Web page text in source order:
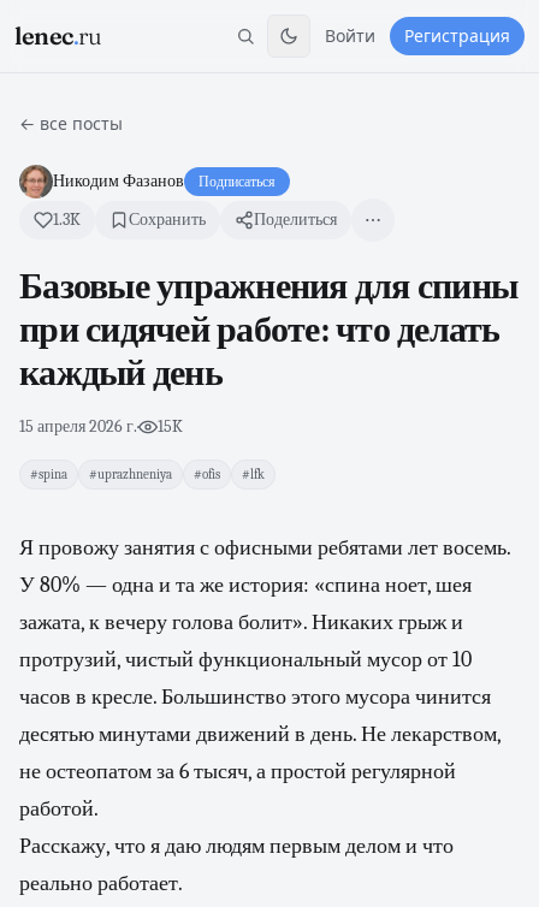
lenec.ru Войти Регистрация
← все посты
Никодим Фазанов Подписаться
1.3K Сохранить Поделиться
Базовые упражнения для спины
при сидячей работе: что делать
каждый день
15 апреля 2026 г.· 15K
#spina #uprazhneniya #ofis #lfk
Я провожу занятия с офисными ребятами лет восемь.
У 80% — одна и та же история: «спина ноет, шея
зажата, к вечеру голова болит». Никаких грыж и
протрузий, чистый функциональный мусор от 10
часов в кресле. Большинство этого мусора чинится
десятью минутами движений в день. Не лекарством,
не остеопатом за 6 тысяч, а простой регулярной
работой.
Расскажу, что я даю людям первым делом и что
реально работает.